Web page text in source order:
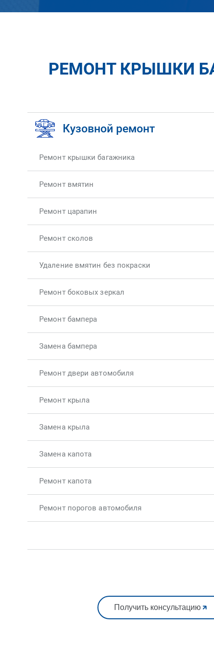
РЕМОНТ КРЫШКИ
Кузовной ремонт
Ремонт крышки багажника
Ремонт вмятин
Ремонт царапин
Ремонт сколов
Удаление вмятин без покраски
Ремонт боковых зеркал
Ремонт бампера
Замена бампера
Ремонт двери автомобиля
Ремонт крыла
Замена крыла
Замена капота
Ремонт капота
Ремонт порогов автомобиля
Получить консультацию